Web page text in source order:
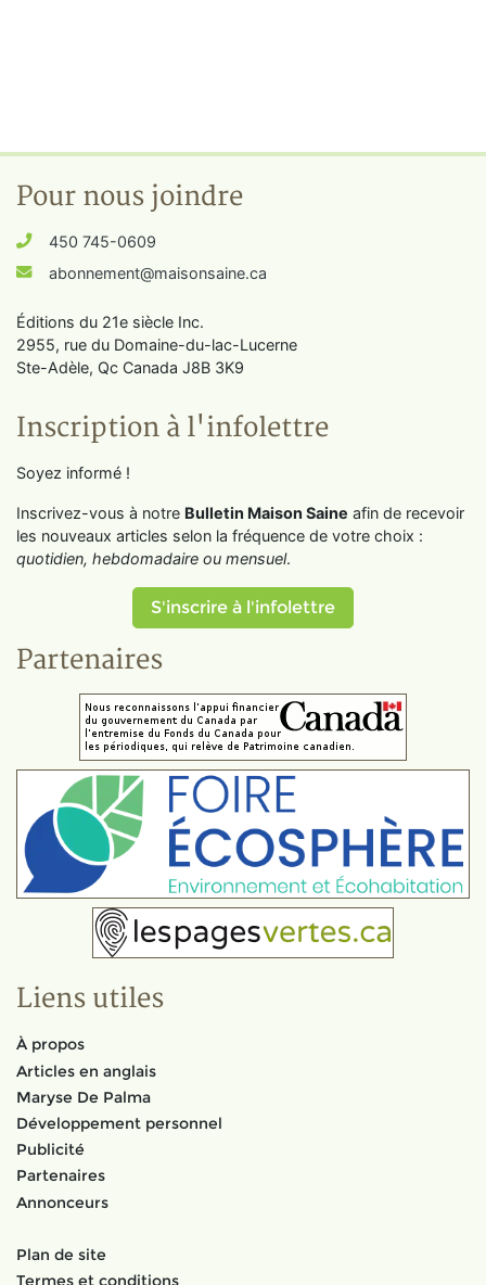
Pour nous joindre
450 745-0609
abonnement@maisonsaine.ca
Éditions du 21e siècle Inc.
2955, rue du Domaine-du-lac-Lucerne
Ste-Adèle, Qc Canada J8B 3K9
Inscription à l'infolettre
Soyez informé !
Inscrivez-vous à notre Bulletin Maison Saine afin de recevoir
les nouveaux articles selon la fréquence de votre choix :
quotidien, hebdomadaire ou mensuel.
S'inscrire à l'infolettre
Partenaires
Liens utiles
À propos
Articles en anglais
Maryse De Palma
Développement personnel
Publicité
Partenaires
Annonceurs
Plan de site
Termes et conditions